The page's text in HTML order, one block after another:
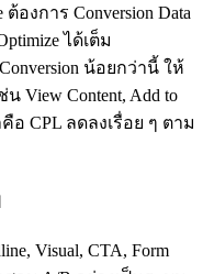
องการ Conversion Data
ได้เต็ม
น้อยกว่านี้ ให้
น View Content, Add to
อ CPL ลดลงเรื่อย ๆ ตาม
Visual, CTA, Form